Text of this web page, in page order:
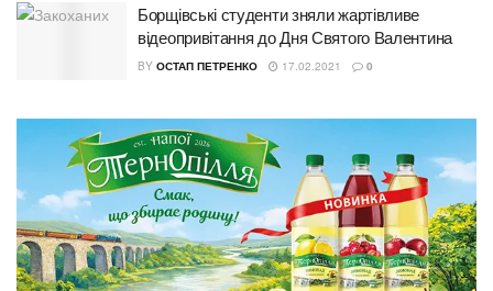
Борщівські студенти зняли жартівливе
відеопривітання до Дня Святого Валентина
BY ОСТАП ПЕТРЕНКО 17.02.2021 0